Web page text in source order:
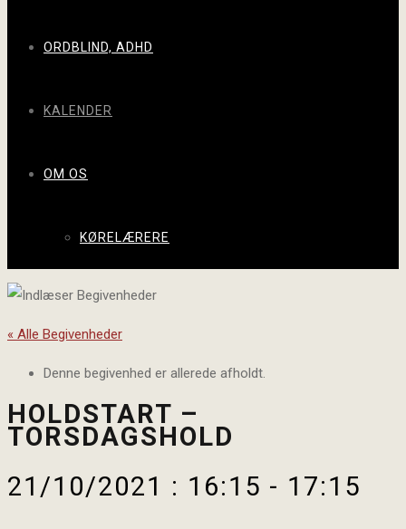
ORDBLIND, ADHD
KALENDER
OM OS
KØRELÆRERE
« Alle Begivenheder
Denne begivenhed er allerede afholdt.
HOLDSTART –
TORSDAGSHOLD
21/10/2021 : 16:15 - 17:15